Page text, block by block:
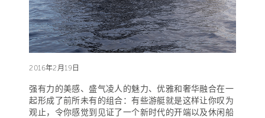
2016年2月19日
强有力的美感、盛气凌人的魅力、优雅和奢华融合在一
起形成了前所未有的组合：有些游艇就是这样让你叹为
观止，令你感觉到见证了一个新时代的开端以及休闲船